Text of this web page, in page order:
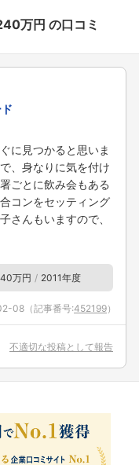
万円 の口コミ
に見つかると思いま
、身なりに気を付け
ごとに飲み会もある
コンをセッティング
さんもいますので、
万円 2011年度
08 （記事番号:452199）
不適切な投稿として報告